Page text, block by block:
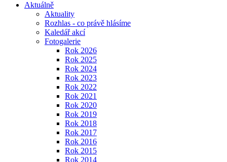
Aktuálně
Aktuality
Rozhlas - co právě hlásíme
Kaledář akcí
Fotogalerie
Rok 2026
Rok 2025
Rok 2024
Rok 2023
Rok 2022
Rok 2021
Rok 2020
Rok 2019
Rok 2018
Rok 2017
Rok 2016
Rok 2015
Rok 2014